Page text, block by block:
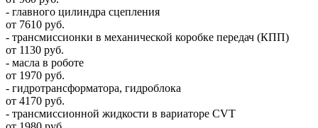
- главного цилиндра сцепления
от 7610 руб.
- трансмиссионки в механической коробке передач (КПП)
от 1130 руб.
- масла в роботе
от 1970 руб.
- гидротрансформатора, гидроблока
от 4170 руб.
- трансмиссионной жидкости в вариаторе CVT